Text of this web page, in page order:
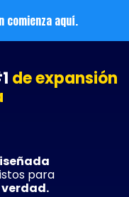
comienza aquí.
de expansión
para